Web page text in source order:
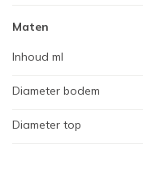
Maten
Inhoud ml
Diameter bodem
Diameter top